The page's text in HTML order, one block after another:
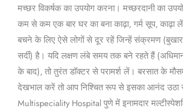
मच्छर विकर्षक का उपयोग करना। मच्छरदानी का
कम से कम एक बार घर का बना काढ़ा, गर्म सूप,
बचने के लिए ऐसे लोगों से दूर रहें जिन्हें संक्रमण
सर्दी) है। यदि लक्षण लंबे समय तक बने रहते हैं
के बाद), तो तुरंत डॉक्टर से परामर्श लें। बरसात के
देखभाल करें तो आप निश्चित रूप से इसका आनंद
Multispeciality Hospital पुणे में इनामदार